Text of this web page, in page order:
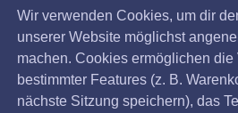
Wir verwenden Cookies, um dir
unserer Website möglichst
machen. Cookies ermöglichen die
bestimmter Features (z. B.
nächste Sitzung speichern), das
Musikkonzerte,
und vieles mehr
Wie viele
Monat / Jahr führen
Haus durch?